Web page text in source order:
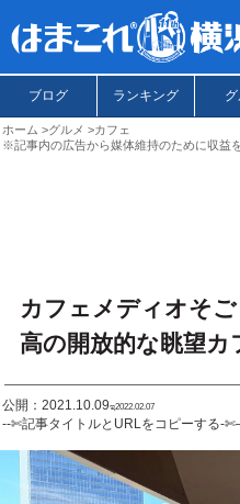
ブログ ランキング
ホーム グルメ
カフェ
※記事内の広告から媒体維持のために収益
カフェメディオそ
高の開放的な眺望カ
公開：2021.10.09ಇ2022.02.07
--✄記事タイトルとURLをコピーする-